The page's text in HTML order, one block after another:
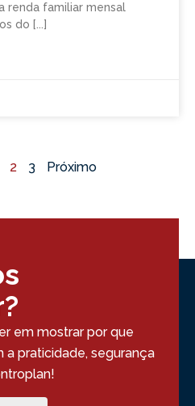
renda familiar mensal
do
2 3 Próximo
em mostrar por que
praticidade, segurança